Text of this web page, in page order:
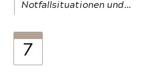
Notfallsituationen und…
7